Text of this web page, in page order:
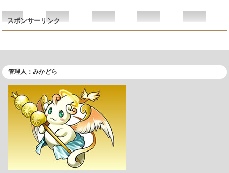
スポンサーリンク
管理人：みかどら